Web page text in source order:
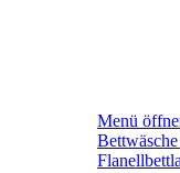
Menü